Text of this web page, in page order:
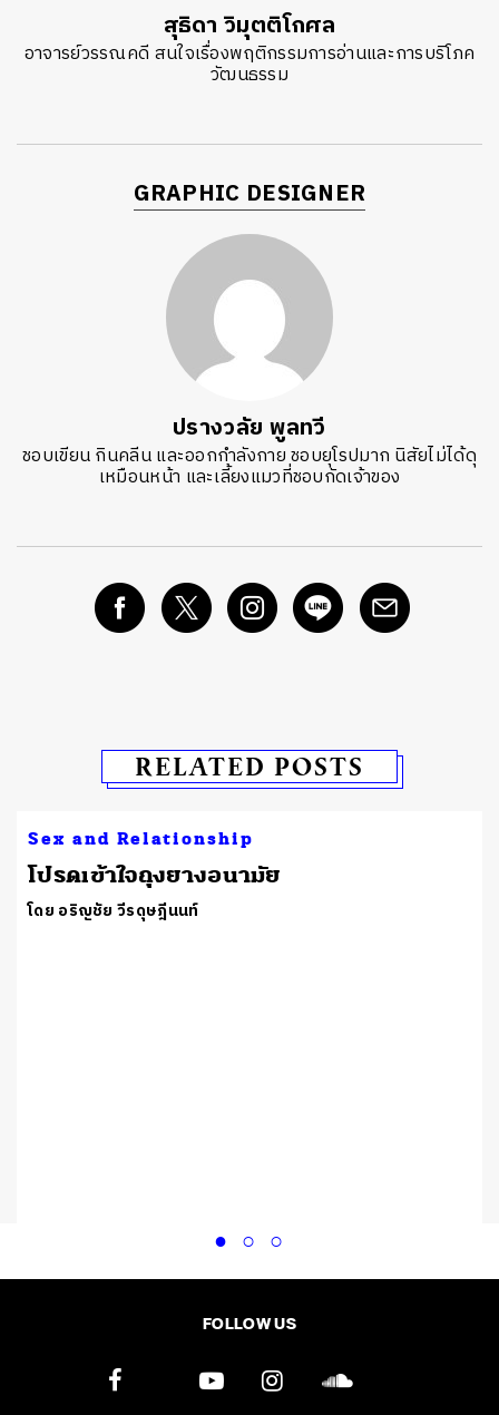
สุธิดา วิมุตติโกศล
อาจารย์วรรณคดี สนใจเรื่องพฤติกรรมการอ่านและการบริโภค
วัฒนธรรม
GRAPHIC DESIGNER
ปรางวลัย พูลทวี
ชอบเขียน กินคลีน และออกกำลังกาย ชอบยุโรปมาก นิสัยไม่ได้ดุ
เหมือนหน้า และเลี้ยงแมวที่ชอบกัดเจ้าของ
RELATED POSTS
Sex and Relationship
โปรดเข้าใจถุงยางอนามัย
โดย อริญชัย วีรดุษฎีนนท์
FOLLOW US